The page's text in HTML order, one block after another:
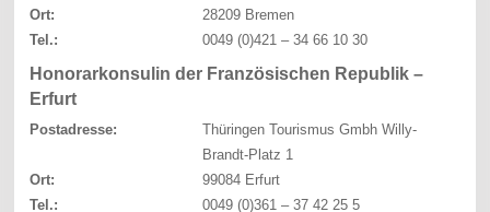
Ort:
28209 Bremen
Tel.:
0049 (0)421 – 34 66 10 30
Honorarkonsulin der Französischen Republik –
Erfurt
Postadresse:
Thüringen Tourismus Gmbh Willy-
Brandt-Platz 1
Ort:
99084 Erfurt
Tel.:
0049 (0)361 – 37 42 25 5